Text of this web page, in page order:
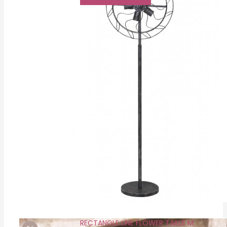
était :
189,00€.
est :
150,00€.
RECTANGLE LINE FLOWER TAILLE M